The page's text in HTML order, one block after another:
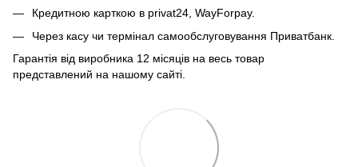
Кредитною карткою в privat24, WayForpay.
Через касу чи термінал самообслуговування Приватбанк.
Гарантія від виробника 12 місяців на весь товар
представлений на нашому сайті.